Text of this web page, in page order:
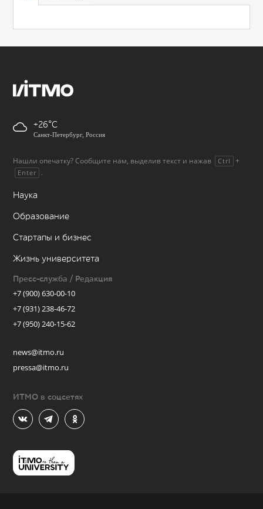
+26
Санкт-Петербург, Россия
Нашли опечатку? Сообщите нам, выделив текст и нажав Ctrl +
Enter .
Наука
Образование
Стартапы и бизнес
Жизнь университета
Пресс-служба / Редакция
+7 (900) 630-00-10
+7 (931) 238-46-72
+7 (950) 240-15-62
news@itmo.ru
pressa@itmo.ru
ИТМО в соцсетях